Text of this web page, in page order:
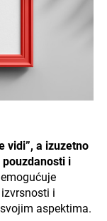
vidi”, a izuzetno
i
i
aspektima.